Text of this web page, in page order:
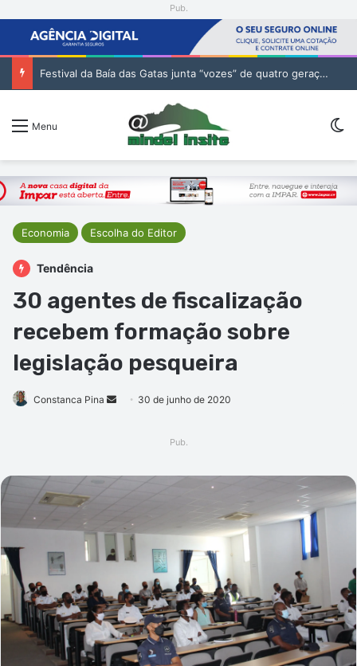
Pub.
Festival da Baía das Gatas junta “vozes” de quatro gerações da música cabo-verdiana na segunda noite
Menu
Economia Escolha do Editor
Tendência
30 agentes de fiscalização
recebem formação sobre
legislação pesqueira
Constanca Pina
Mande30 de junho de 2020
Pub.